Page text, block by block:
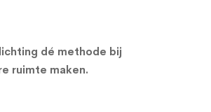
dé methode bij
ruimte maken.